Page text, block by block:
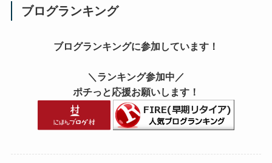
ブログランキング
ブログランキングに参加しています！
＼ランキング参加中／
ポチっと応援お願いします！